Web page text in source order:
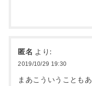
匿名 より:
2019/10/29 19:30
まあこういうこともあ